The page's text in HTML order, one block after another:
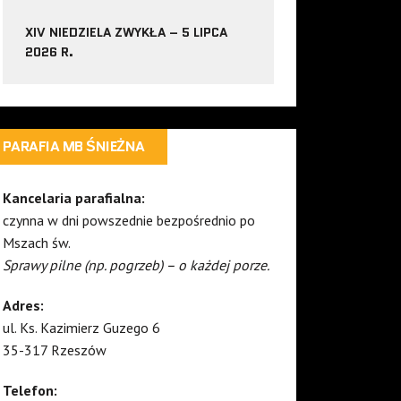
XIV NIEDZIELA ZWYKŁA – 5 LIPCA
2026 R.
PARAFIA MB ŚNIEŻNA
Kancelaria parafialna:
czynna w dni powszednie bezpośrednio po
Mszach św.
Sprawy pilne (np. pogrzeb) – o każdej porze.
Adres:
ul. Ks. Kazimierz Guzego 6
35-317 Rzeszów
Telefon: